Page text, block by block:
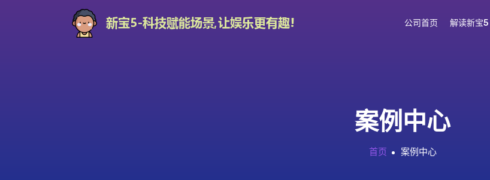
公司首页 解读新宝5
案例中心
首页 案例中心